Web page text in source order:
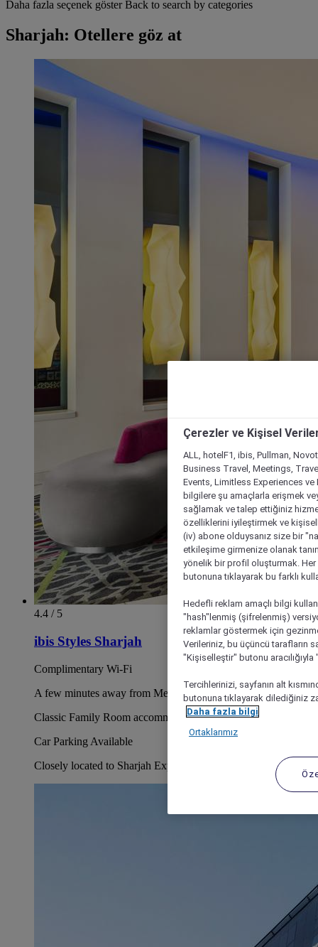
Daha fazla seçenek göster Back to search by categories
Sharjah: Otellere göz at
4.4 / 5
ibis Styles Sharjah
Complimentary Wi-Fi
A few minutes away from Mega Mall
Classic Family Room accommodating up to 4 guests
Car Parking Available
Closely located to Sharjah Expo Centre
Çerezler ve Kişisel
ALL, hotelF1, ibis, Pullman,
Business Travel, Meetings,
Events, Limitless Experiences
bilgilere şu amaçlarla erişmek
sağlamak ve talep ettiğiniz
özelliklerini iyileştirmek ve
(iv) abone olduysanız size bir
etkileşime girmenize olanak
yönelik bir profil oluşturmak.
butonuna tıklayarak bu farklı
Hedefli reklam amaçlı bilgi
"hash"lenmiş (şifrelenmiş)
reklamlar göstermek için
Verileriniz, bu üçüncü tarafların
"Kişiselleştir" butonu
Tercihlerinizi, sayfanın alt
butonuna tıklayarak dilediğiniz
Daha fazla bilgi
Ortaklarımız